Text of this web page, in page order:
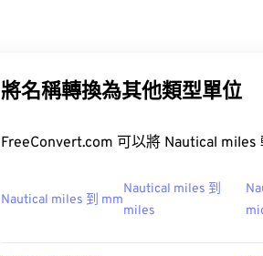
將名稱轉換為其他類型單位
FreeConvert.com 可以將 Nautical miles
Nautical miles 到 mm
Nautical miles 到
miles